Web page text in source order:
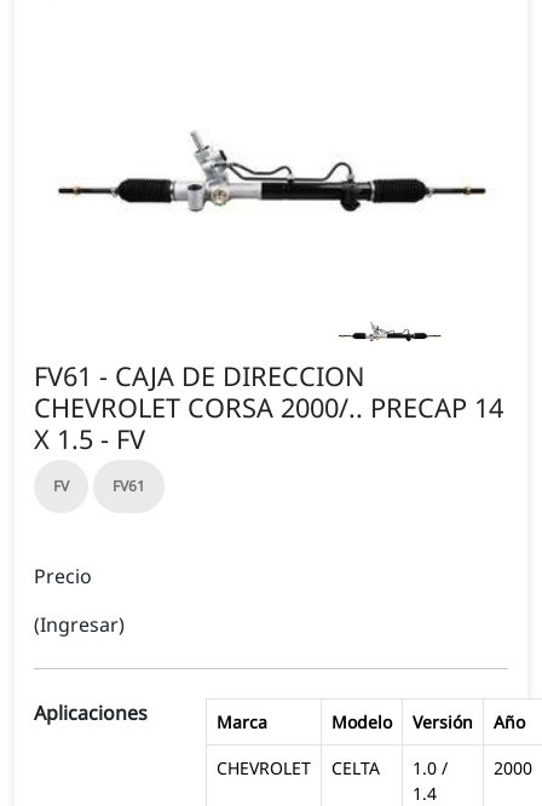
FV61 - CAJA DE DIRECCION
CHEVROLET CORSA 2000/.. PRECAP 14
X 1.5 - FV
FV FV61
Precio
(Ingresar)
Aplicaciones Marca Modelo Versión
Año
CHEVROLET
CELTA
1.0 /
1.4
2000